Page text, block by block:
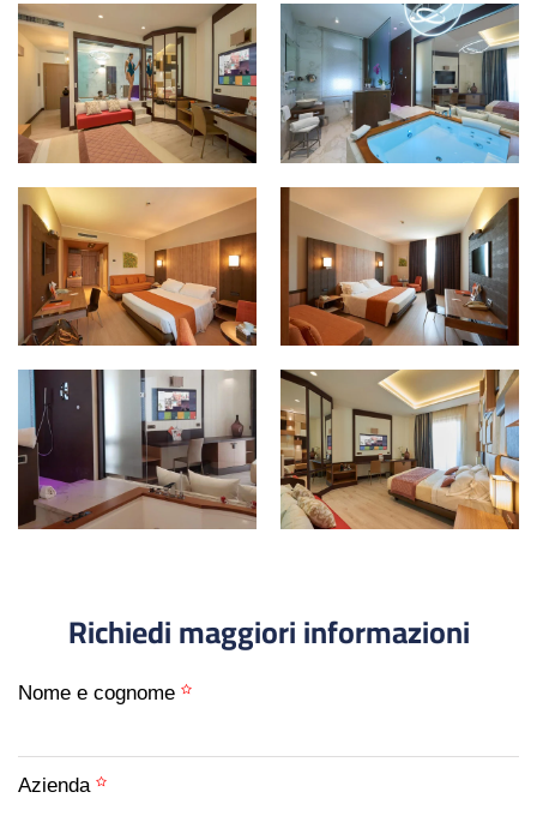
Richiedi maggiori informazioni
Nome e cognome
Azienda